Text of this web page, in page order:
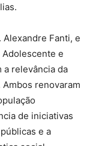
Alexandre Fanti, e
e
a relevância da
renovaram
de iniciativas
e a